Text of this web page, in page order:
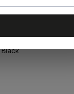
Vopsele și lacuri